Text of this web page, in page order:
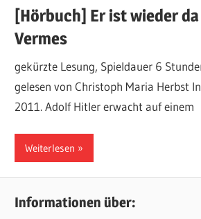
[Hörbuch] Er ist wieder
Vermes
gekürzte Lesung, Spieldauer 6
gelesen von Christoph Maria Herbst
2011. Adolf Hitler erwacht auf einem
Weiterlesen
Informationen über: